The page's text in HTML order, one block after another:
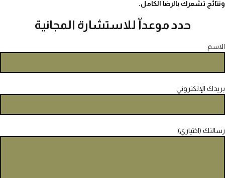
ونتائج تشعرك بالرضا الكامل.
حدد موعداّ للاستشارة المجانية
الاسم
بريدك الإلكتروني
رسالتك (اختياري)